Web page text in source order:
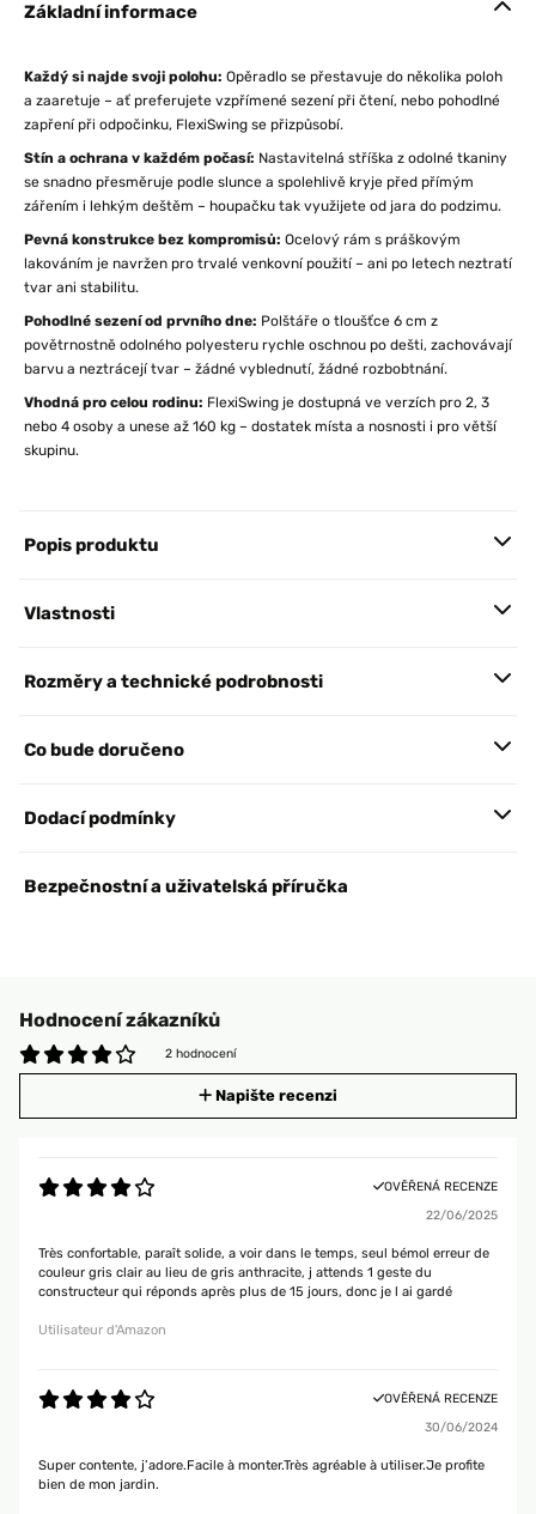
Základní informace
Každý si najde svoji polohu: Opěradlo se přestavuje do několika poloh
a zaaretuje – ať preferujete vzpřímené sezení při čtení, nebo pohodlné
zapření při odpočinku, FlexiSwing se přizpůsobí.
Stín a ochrana v každém počasí: Nastavitelná stříška z odolné tkaniny
se snadno přesměruje podle slunce a spolehlivě kryje před přímým
zářením i lehkým deštěm – houpačku tak využijete od jara do podzimu.
Pevná konstrukce bez kompromisů: Ocelový rám s práškovým
lakováním je navržen pro trvalé venkovní použití – ani po letech neztratí
tvar ani stabilitu.
Pohodlné sezení od prvního dne: Polštáře o tloušťce 6 cm z
povětrnostně odolného polyesteru rychle oschnou po dešti, zachovávají
barvu a neztrácejí tvar – žádné vyblednutí, žádné rozbobtnání.
Vhodná pro celou rodinu: FlexiSwing je dostupná ve verzích pro 2, 3
nebo 4 osoby a unese až 160 kg – dostatek místa a nosnosti i pro větší
skupinu.
Popis produktu
Vlastnosti
Rozměry a technické podrobnosti
Co bude doručeno
Dodací podmínky
Bezpečnostní a uživatelská příručka
Hodnocení zákazníků
2 hodnocení
Napište recenzi
OVĚŘENÁ RECENZE
22/06/2025
Très confortable, paraît solide, a voir dans le temps, seul bémol erreur de
couleur gris clair au lieu de gris anthracite, j attends 1 geste du
constructeur qui réponds après plus de 15 jours, donc je l ai gardé
Utilisateur d'Amazon
OVĚŘENÁ RECENZE
30/06/2024
Super contente, j’adore.Facile à monter.Très agréable à utiliser.Je profite
bien de mon jardin.